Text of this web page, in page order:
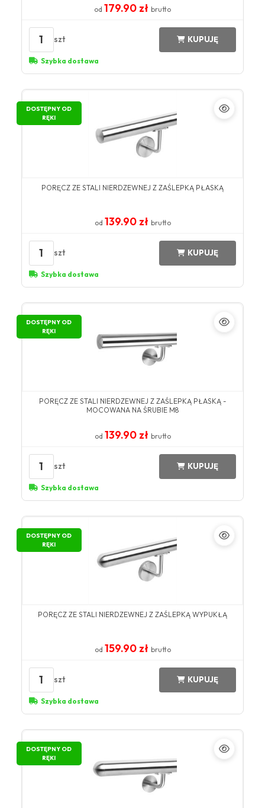
od 179.90 zł brutto
1 szt KUPUJĘ
Szybka dostawa
DOSTĘPNY OD
RĘKI
PORĘCZ ZE STALI NIERDZEWNEJ Z ZAŚLEPKĄ PŁASKĄ
od 139.90 zł brutto
1 szt KUPUJĘ
Szybka dostawa
DOSTĘPNY OD
RĘKI
PORĘCZ ZE STALI NIERDZEWNEJ Z ZAŚLEPKĄ PŁASKĄ -
MOCOWANA NA ŚRUBIE M8
od 139.90 zł brutto
1 szt KUPUJĘ
Szybka dostawa
DOSTĘPNY OD
RĘKI
PORĘCZ ZE STALI NIERDZEWNEJ Z ZAŚLEPKĄ WYPUKŁĄ
od 159.90 zł brutto
1 szt KUPUJĘ
Szybka dostawa
DOSTĘPNY OD
RĘKI